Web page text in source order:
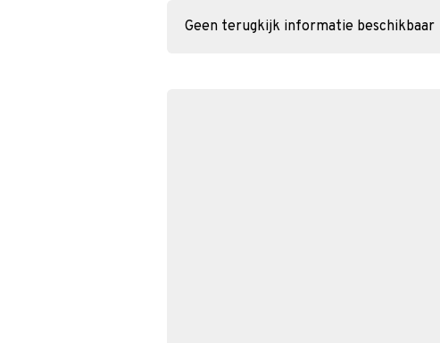
Geen terugkijk informatie beschikbaar